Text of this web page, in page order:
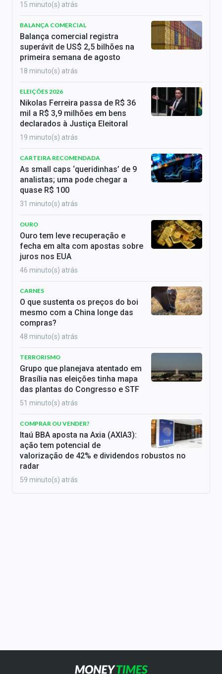
15 minuto(s) atrás
BALANÇA COMERCIAL
Balança comercial registra
superávit de US$ 2,5 bilhões na
primeira semana de agosto
18 minuto(s) atrás
ELEIÇÕES 2026
Nikolas Ferreira passa de R$ 36
mil a R$ 3,9 milhões em bens
declarados à Justiça Eleitoral
19 minuto(s) atrás
CARTEIRA RECOMENDADA
As small caps ‘queridinhas’ de 9
analistas; uma pode chegar a
quase R$ 100
31 minuto(s) atrás
OURO
Ouro tem leve recuperação e
fecha em alta com apostas sobre
juros nos EUA
46 minuto(s) atrás
CARNES
O que sustenta os preços do boi
mesmo com a China longe das
compras?
48 minuto(s) atrás
TERRORISMO
Grupo que planejava atentado em
Brasília nas eleições tinha mapa
das plantas do Congresso e STF
51 minuto(s) atrás
COMPRAR OU VENDER?
Itaú BBA aposta na Axia (AXIA3):
ação tem potencial de
valorização de 42% e dividendos robustos no
radar
59 minuto(s) atrás